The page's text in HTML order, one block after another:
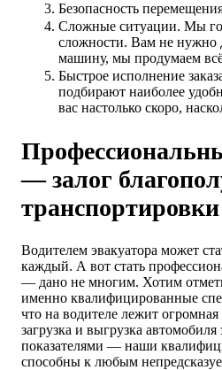
Безопасность
Сложные ситуации. Мы
сложности. Вам не нужно
машину, мы продумаем всё
Быстрое исполнение
подбирают наиболее
вас настолько скоро,
— залог
Водителем эвакуатора может
каждый. А вот стать
— дано не многим. Хотим
именно квалифицированные
что на водителе лежит огромная
загрузка и выгрузка
показателями — наши
способны к любым